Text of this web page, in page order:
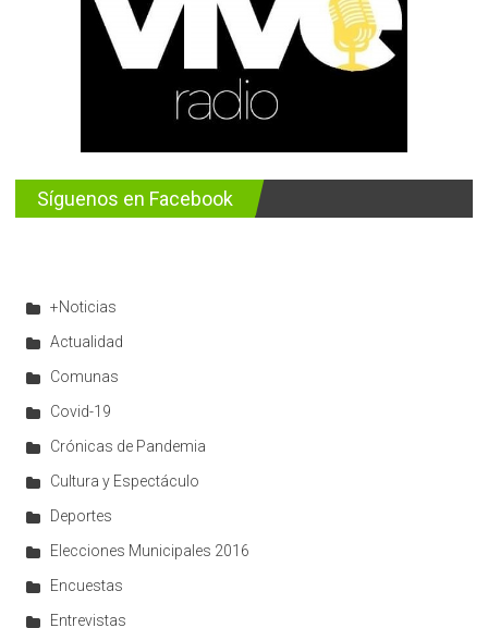
Síguenos en Facebook
+Noticias
Actualidad
Comunas
Covid-19
Crónicas de Pandemia
Cultura y Espectáculo
Deportes
Elecciones Municipales 2016
Encuestas
Entrevistas